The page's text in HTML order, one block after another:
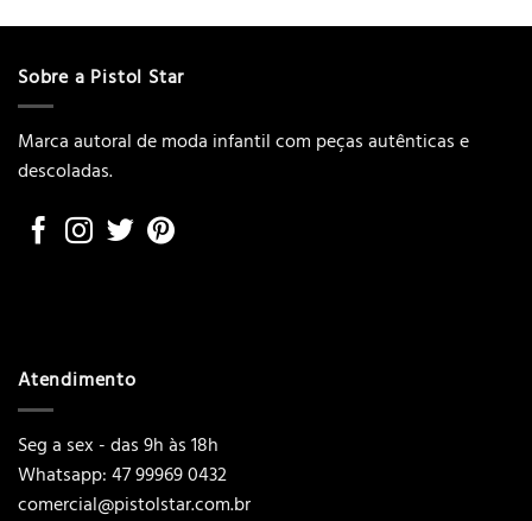
R$74,00.R$59,00.
Sobre a Pistol Star
Marca autoral de moda infantil com peças autênticas e
descoladas.
Atendimento
Seg a sex - das 9h às 18h
Whatsapp: 47 99969 0432
comercial@pistolstar.com.br